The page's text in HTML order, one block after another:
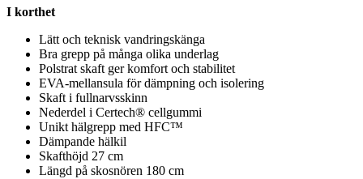
I korthet
Lätt och teknisk vandringskänga
Bra grepp på många olika underlag
Polstrat skaft ger komfort och stabilitet
EVA-mellansula för dämpning och isolering
Skaft i fullnarvsskinn
Nederdel i Certech® cellgummi
Unikt hälgrepp med HFC™
Dämpande hälkil
Skafthöjd 27 cm
Längd på skosnören 180 cm